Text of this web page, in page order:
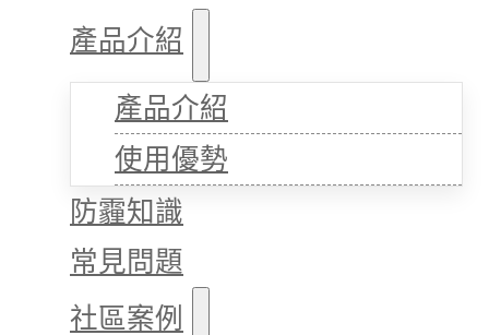
產品介紹
產品介紹
使用優勢
防霾知識
常見問題
社區案例